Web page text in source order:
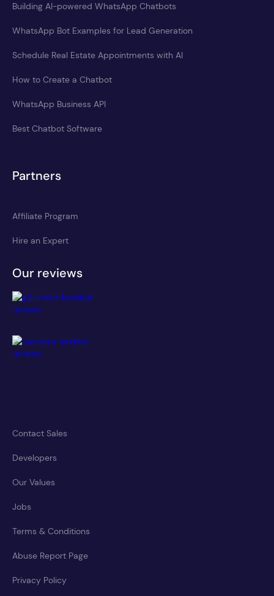
Building AI-powered WhatsApp Chatbots
WhatsApp Bot Examples for Lead Generation
Schedule Real Estate Appointments with AI
How to Create a Chatbot
WhatsApp Business API
Best Chatbot Software
Partners
Affiliate Program
Hire an Expert
Our reviews
Contact Sales
Developers
Our Values
Jobs
Terms & Conditions
Abuse Report Page
Privacy Policy